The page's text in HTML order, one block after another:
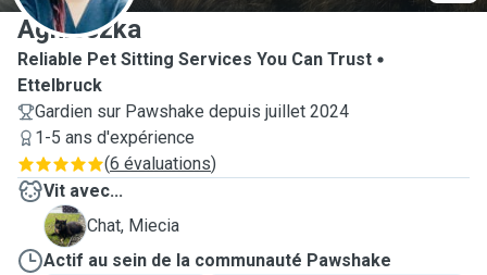
Agnieszka
Reliable Pet Sitting Services You Can Trust
Ettelbruck
Gardien sur Pawshake depuis juillet 2024
1-5 ans d'expérience
(6 évaluations)
Vit avec...
M
Chat, Miecia
Actif au sein de la communauté Pawshake